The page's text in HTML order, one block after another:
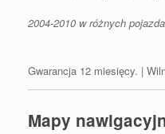
2004-2010 w różnych
Gwarancja 12 miesięcy. |
Mapy